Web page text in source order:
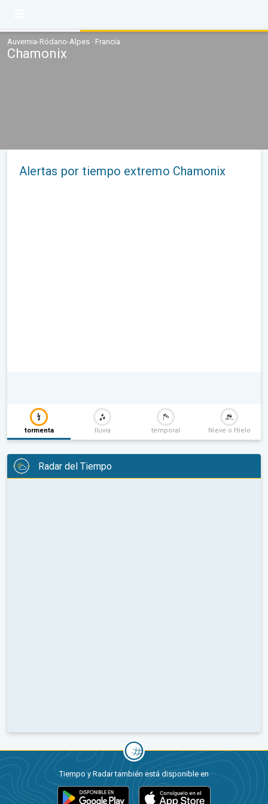
Auvernia-Ródano-Alpes · Francia
Chamonix
Alertas por tiempo extremo Chamonix
tormenta lluvia temporal Nieve o Hielo
Radar del Tiempo
Tiempo y Radar también está disponible en